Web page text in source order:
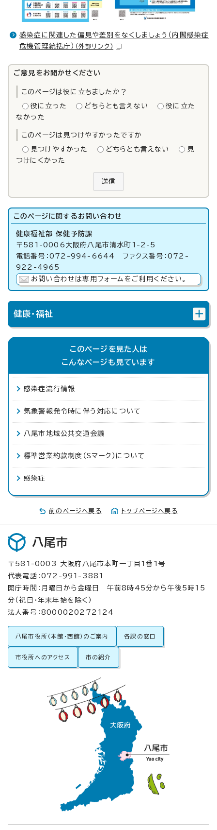
感染症に関連した偏見や差別をなくしましょう（内閣感染症
危機管理統括庁） （外部リンク）
ご意見をお聞かせください
このページは役に立ちましたか？
役に立った どちらとも言えない
役に立た
なかった
このページは見つけやすかったですか
見つけやすかった どちらとも言えない
見
つけにくかった
送信
このページに関する お問い合わせ
健康福祉部 保健予防課
〒581-0006大阪府八尾市清水町1-2-5
電話番号：072-994-6644 ファクス番号：072-
922-4965
お問い合わせは専用フォームをご利用ください。
健康・福祉
このページを見た人は
こんなページも見ています
感染症流行情報
気象警報発令時に伴う対応について
八尾市地域公共交通会議
標準営業約款制度（Sマーク）について
感染症
前のページへ戻る トップページへ戻る
八尾市
〒581-0003 大阪府八尾市本町一丁目1番1号
代表電話：072-991-3881
開庁時間：月曜日から金曜日 午前8時45分から午後5時15
分（祝日・年末年始を除く）
法人番号：8000020272124
八尾市役所（本館・西館）のご案内 各課の窓口
市役所へのアクセス 市の紹介